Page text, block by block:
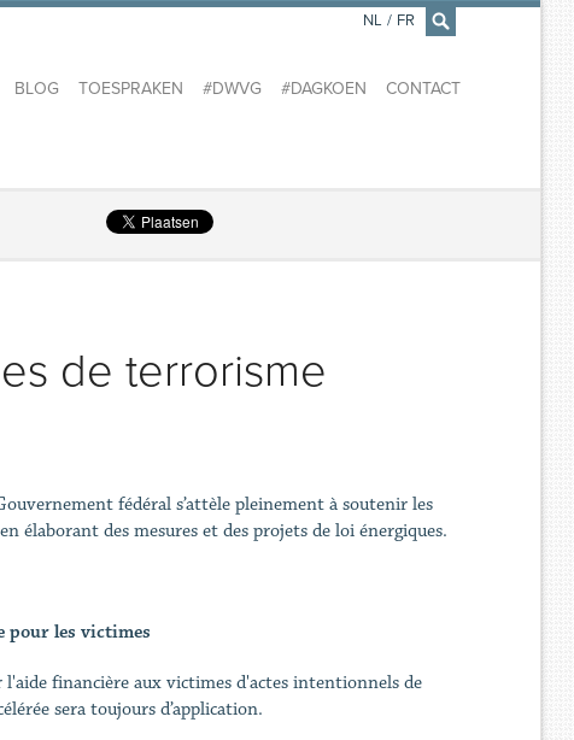
×
BLOG TOESPRAKEN #DWVG #DAGKOEN CONTACT
NL / FR
de terrorisme
fédéral s’attèle pleinement à soutenir les
élaborant des mesures et des projets de loi énergiques.
pour les victimes
financière aux victimes d'actes intentionnels de
sera toujours d’application.